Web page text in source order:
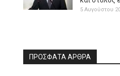
5 Αυγούστου
ΠΡΟΣΦΑΤΑ ΑΡΘΡΑ